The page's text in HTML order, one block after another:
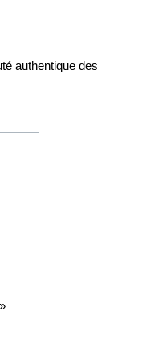
authentique des